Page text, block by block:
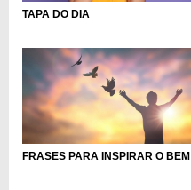
TAPA DO DIA
FRASES PARA INSPIRAR O BEM